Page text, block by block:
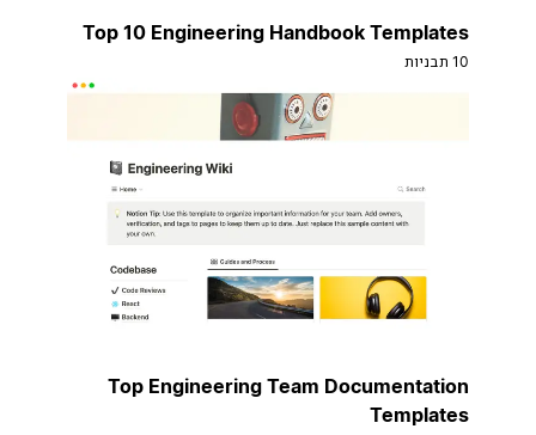
Top 10 Engineering Handbook Templates
Top Engineering Team Documentation
Templates